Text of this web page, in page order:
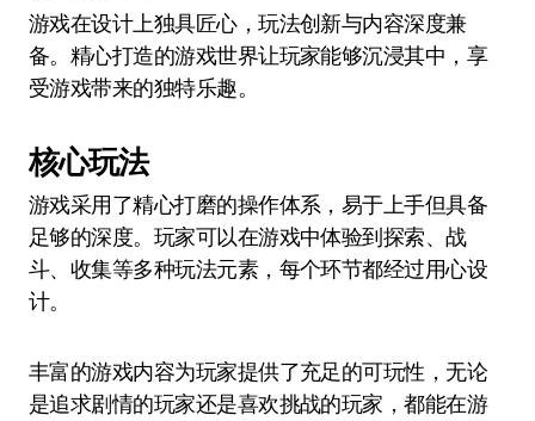
游戏在设计上独具匠心，玩法创新与内容深度兼
备。精心打造的游戏世界让玩家能够沉浸其中，享
受游戏带来的独特乐趣。
核心玩法
游戏采用了精心打磨的操作体系，易于上手但具备
足够的深度。玩家可以在游戏中体验到探索、战
斗、收集等多种玩法元素，每个环节都经过用心设
计。
丰富的游戏内容为玩家提供了充足的可玩性，无论
是追求剧情的玩家还是喜欢挑战的玩家，都能在游